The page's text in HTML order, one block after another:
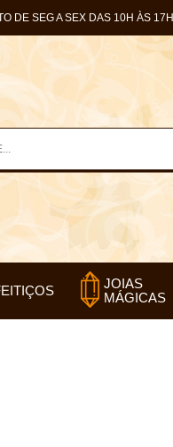
DE SEG A SEX DAS 10H ÀS 17H
JOIAS
MÁGICAS